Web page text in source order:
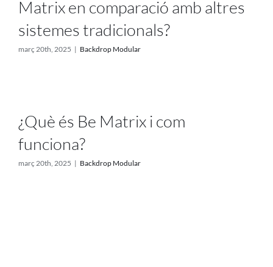
Matrix en comparació amb altres
sistemes tradicionals?
març 20th, 2025 | Backdrop Modular
¿Què és Be Matrix i com
funciona?
març 20th, 2025 | Backdrop Modular